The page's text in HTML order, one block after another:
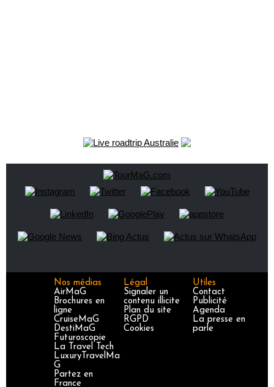
Nos médias
AirMaG
Brochures en
ligne
CruiseMaG
DestiMaG
Futuroscopie
La Travel Tech
LuxuryTravelMa
G
Partez en
France
Légal
Signaler un
contenu illicite
Plan du site
RGPD
Cookies
Utiles
Contact
Publicité
Agenda
La presse en
parle